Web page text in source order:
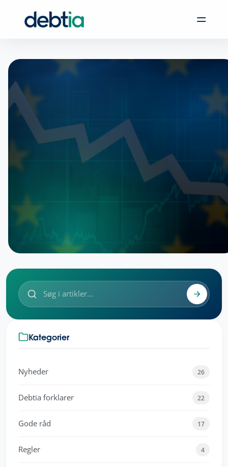
Udgivet: 04. oktober 2023 kl. 12:00
Kategorier
Nyheder 26
Debtia forklarer 22
Gode råd 17
Regler 4